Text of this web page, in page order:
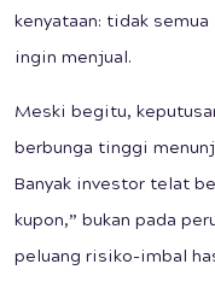
kenyataan: tidak
ingin menjual.
Meski begitu,
berbunga tinggi
Banyak investor telat
kupon,” bukan pada
peluang risiko-imbal